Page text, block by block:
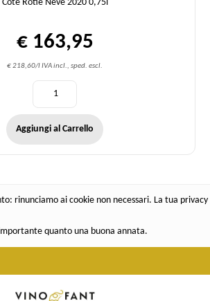
Côte Rôtie Neve 2020 0,75l
€ 163,95
€ 218,60/l IVA incl., sped. escl.
Aggiungi al Carrello
rinunciamo ai cookie non necessari. La tua privacy
quanto una buona annata.